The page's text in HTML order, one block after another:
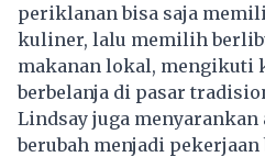
periklanan bisa saja
kuliner, lalu memilih
makanan lokal, mengikuti
berbelanja di pasar
Lindsay juga
berubah menjadi